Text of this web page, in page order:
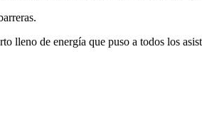
lleno de energía que puso a todos los